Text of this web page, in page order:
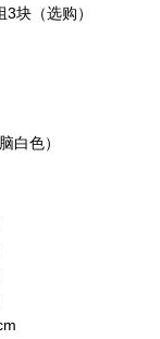
块（选购）
白色）